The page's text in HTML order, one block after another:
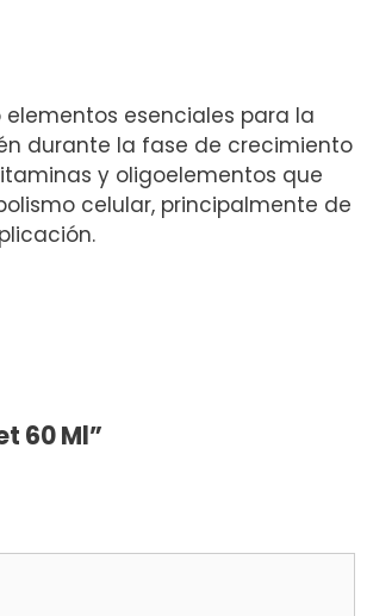
esenciales para la
durante la fase de crecimiento
y oligoelementos que
celular, principalmente de
60 Ml”